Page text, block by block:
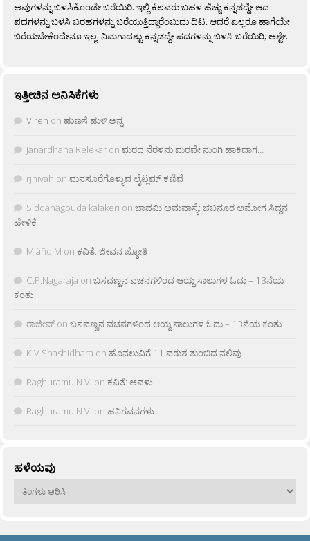
ಅವುಗಳನ್ನು ಬಳಸಿಕೊಂಡೇ ಬರೆಯಿರಿ. ಇಲ್ಲಿ ಕೆಲವರು ಬಹಳ ಹೆಚ್ಚು ಕನ್ನಡದ್ದೇ ಆದ
ಪದಗಳನ್ನು ಬಳಸಿ ಬರಹಗಳನ್ನು ಬರೆಯುತ್ತಿದ್ದಾರೆಂಬುದು ದಿಟ. ಆದರೆ ಎಲ್ಲರೂ ಹಾಗೆಯೇ
ಬರೆಯಬೇಕೆಂದೇನೂ ಇಲ್ಲ. ನಿಮಗಾದಶ್ಟು ಕನ್ನಡದ್ದೇ ಪದಗಳನ್ನು ಬಳಸಿ ಬರೆಯಿರಿ, ಅಶ್ಟೇ.
ಇತ್ತೀಚಿನ ಅನಿಸಿಕೆಗಳು
Viren on ಹುಣಸೆ ಹುಳಿ ಅನ್ನ
Janardhana Relekar on ಮರದ ನೆರಳನು ಮರವೇ ನುಂಗಿ ಹಾಕಿದಾಗ…
rjnivah on ಮನಸೂರೆಗೊಳ್ಳುವ ಲೈಟ್ಲಮ್ ಕಣಿವೆ
Siddanagouda kalakeri on ಬಾದಮಿ ಅಮವಾಸ್ಯೆ: ಚಬನೂರ ಅಮೋಗ ಸಿದ್ದನ
ಹೇಳಿಕೆ
M âñd M on ಕವಿತೆ: ಜೀವನ ಜ್ಯೋತಿ
C.P.Nagaraja on ಬಸವಣ್ಣನ ವಚನಗಳಿಂದ ಆಯ್ದ ಸಾಲುಗಳ ಓದು – 13ನೆಯ
ಕಂತು
ರಾಜೀವ್ on ಬಸವಣ್ಣನ ವಚನಗಳಿಂದ ಆಯ್ದ ಸಾಲುಗಳ ಓದು – 13ನೆಯ ಕಂತು
K.V Shashidhara on ಹೊನಲುವಿಗೆ 11 ವರುಶ ತುಂಬಿದ ನಲಿವು
Raghuramu N.V. on ಕವಿತೆ: ಅವಳು
Raghuramu N.V. on ಹನಿಗವನಗಳು
ಹಳೆಯವು
ಹಳೆಯವು